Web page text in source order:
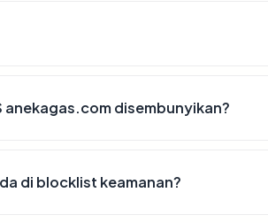
anekagas.com disembunyikan?
di blocklist keamanan?